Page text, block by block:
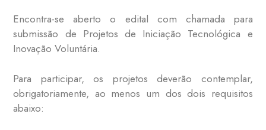
Encontra-se aberto o edital com chamada para
submissão de Projetos de Iniciação Tecnológica e
Inovação Voluntária.
Para participar, os projetos deverão contemplar,
obrigatoriamente, ao menos um dos dois requisitos
abaixo: